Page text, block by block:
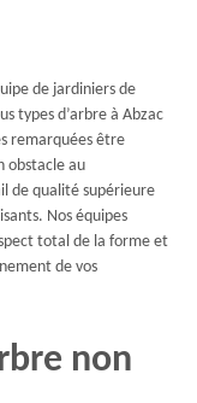
de jardiniers de
types d’arbre à Abzac
remarquées être
obstacle au
de qualité supérieure
Nos équipes
total de la forme et
de vos
non